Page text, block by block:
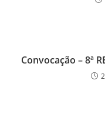
Convocação – 8ª